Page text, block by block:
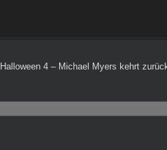
Halloween 4 – Michael Myers kehrt